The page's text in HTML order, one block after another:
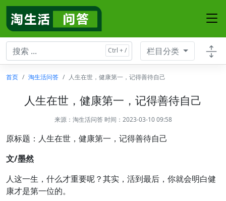
栏目分类
首页 淘生活问答 人生在世，健康第一，记得善待自己
人生在世，健康第一，记得善待自己
来源： 淘生活问答 时间：2023-03-10 09:58
原标题：人生在世，健康第一，记得善待自己
文/墨然
人这一生，什么才重要呢？其实，活到最后，你就会明白健
康才是第一位的。